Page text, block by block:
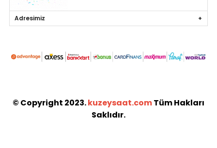
Adresimiz
© Copyright 2023.kuzeysaat.comTüm Hakları
Saklıdır.